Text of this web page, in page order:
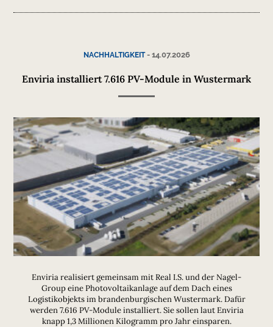
NACHHALTIGKEIT- 14.07.2026
Enviria installiert 7.616 PV-Module in Wustermark
Enviria realisiert gemeinsam mit Real I.S. und der Nagel-
Group eine Photovoltaikanlage auf dem Dach eines
Logistikobjekts im brandenburgischen Wustermark. Dafür
werden 7.616 PV-Module installiert. Sie sollen laut Enviria
knapp 1,3 Millionen Kilogramm pro Jahr einsparen.